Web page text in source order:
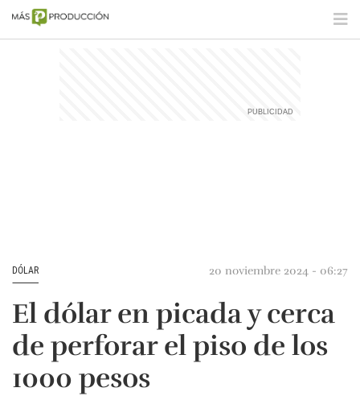
DÓLAR 20 noviembre 2024 - 06:27
El dólar en picada y cerca
de perforar el piso de los
1000 pesos